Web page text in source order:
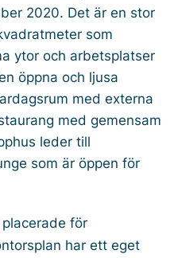
2020. Det är en stor
som
ytor och arbetsplatser
öppna och ljusa
med externa
med gemensam
leder till
som är öppen för
för
har ett eget